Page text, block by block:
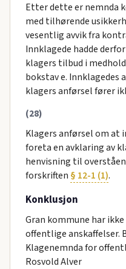
Etter dette er nemnda
med tilhørende
vesentlig avvik fra
Innklagede hadde
klagers tilbud i
bokstav e. Innklagedes
klagers anførsel fører
(28)
Klagers anførsel om at
foreta en avklaring av
henvisning til
forskriften § 12-1 (1).
Konklusjon
Gran kommune har
offentlige anskaffelser.
Klagenemnda for
Rosvold Alver